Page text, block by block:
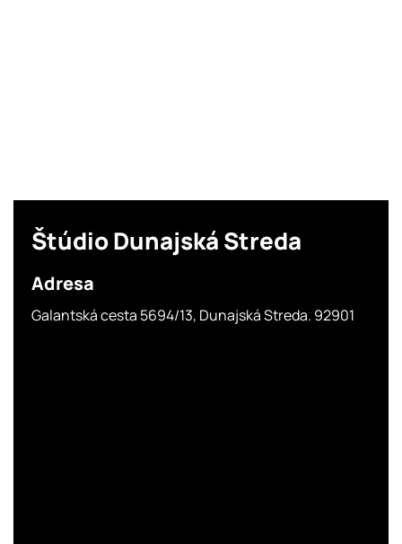
ŠtúdioDunajská Streda
Adresa
Galantská cesta 5694/13, Dunajská Streda. 92901